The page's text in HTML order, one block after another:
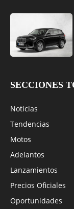
SECCIONES
Noticias
Tendencias
Motos
Adelantos
Lanzamientos
Precios Oficiales
Oportunidades